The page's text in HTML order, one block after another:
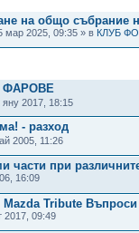
на общо събрание
мар 2025, 09:35 » в КЛУБ
ФАРОВЕ
яну 2017, 18:15
- разход
2005, 11:26
части при
16:09
Mazda Tribute Въпроси
2017, 09:49